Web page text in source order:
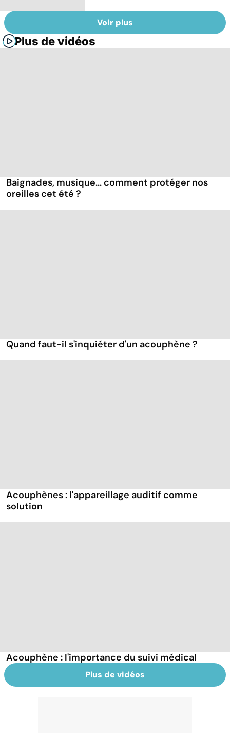
Voir plus
Plus de vidéos
Baignades, musique... comment protéger nos
oreilles cet été ?
Quand faut-il s'inquiéter d'un acouphène ?
Acouphènes : l'appareillage auditif comme
solution
Acouphène : l'importance du suivi médical
Plus de vidéos